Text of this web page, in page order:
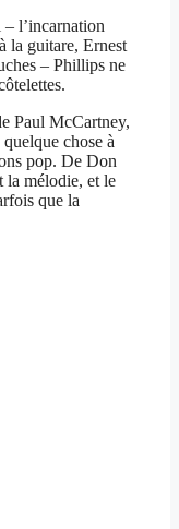
l’incarnation
la guitare, Ernest
– Phillips ne
Paul McCartney,
chose à
pop. De Don
la mélodie, et le
que la